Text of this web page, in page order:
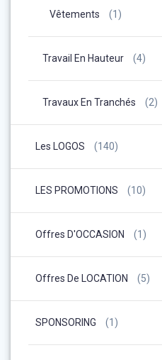
Vêtements (1)
Travail En Hauteur (4)
Travaux En Tranchés (2)
Les LOGOS (140)
LES PROMOTIONS (10)
Offres D'OCCASION (1)
Offres De LOCATION (5)
SPONSORING (1)